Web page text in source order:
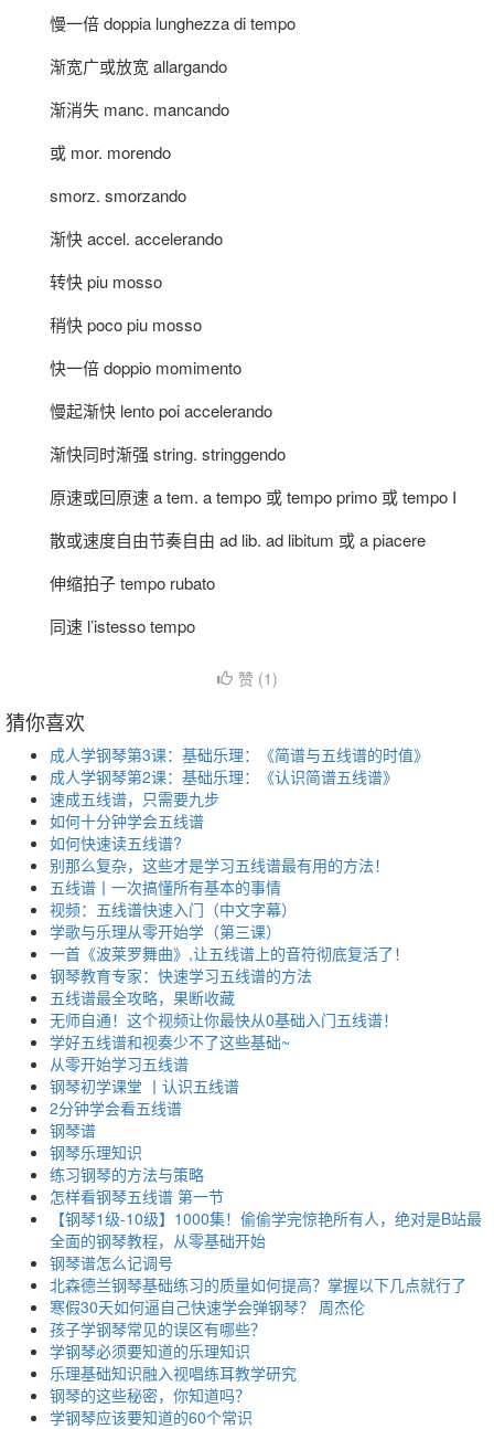
慢一倍 doppia lunghezza di tempo
渐宽广或放宽 allargando
渐消失 manc. mancando
或 mor. morendo
smorz. smorzando
渐快 accel. accelerando
转快 piu mosso
稍快 poco piu mosso
快一倍 doppio momimento
慢起渐快 lento poi accelerando
渐快同时渐强 string. stringgendo
原速或回原速 a tem. a tempo 或 tempo primo 或 tempo I
散或速度自由节奏自由 ad lib. ad libitum 或 a piacere
伸缩拍子 tempo rubato
同速 l’istesso tempo
赞 (1)
猜你喜欢
成人学钢琴第3课：基础乐理：《简谱与五线谱的时值》
成人学钢琴第2课：基础乐理：《认识简谱五线谱》
速成五线谱，只需要九步
如何十分钟学会五线谱
如何快速读五线谱?
别那么复杂，这些才是学习五线谱最有用的方法！
五线谱丨一次搞懂所有基本的事情
视频：五线谱快速入门（中文字幕）
学歌与乐理从零开始学（第三课）
一首《波莱罗舞曲》,让五线谱上的音符彻底复活了！
钢琴教育专家：快速学习五线谱的方法
五线谱最全攻略，果断收藏
无师自通！这个视频让你最快从0基础入门五线谱！
学好五线谱和视奏少不了这些基础~
从零开始学习五线谱
钢琴初学课堂 丨认识五线谱
2分钟学会看五线谱
钢琴谱
钢琴乐理知识
练习钢琴的方法与策略
怎样看钢琴五线谱 第一节
【钢琴1级-10级】1000集！偷偷学完惊艳所有人，绝对是B站最
全面的钢琴教程，从零基础开始
钢琴谱怎么记调号
北森德兰钢琴基础练习的质量如何提高？掌握以下几点就行了
寒假30天如何逼自己快速学会弹钢琴？ 周杰伦
孩子学钢琴常见的误区有哪些？
学钢琴必须要知道的乐理知识
乐理基础知识融入视唱练耳教学研究
钢琴的这些秘密，你知道吗？
学钢琴应该要知道的60个常识